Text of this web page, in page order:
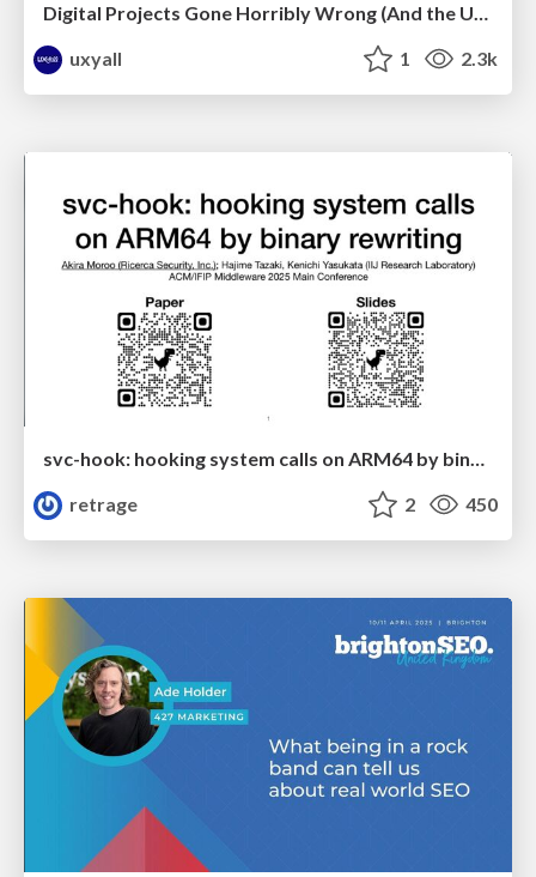
uxyall
1 2.3k
svc-hook: hooking system calls on ARM64 by binary rewriting
retrage
2 450